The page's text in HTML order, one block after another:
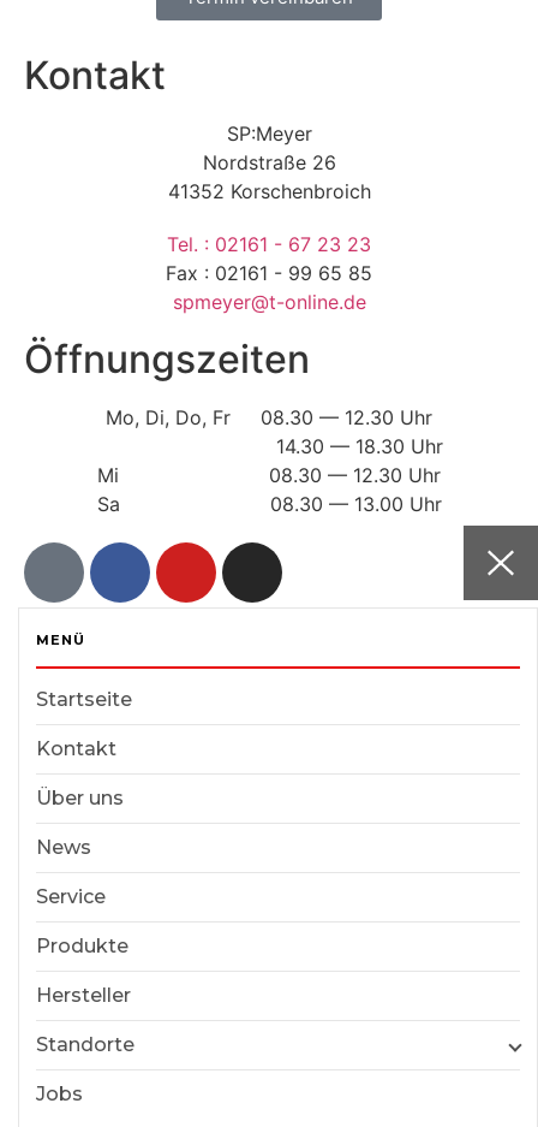
Kontakt
SP:Meyer
Nordstraße 26
41352 Korschenbroich
Tel. : 02161 - 67 23 23
Fax : 02161 - 99 65 85
spmeyer@t-online.de
Öffnungszeiten
Mo, Di, Do, Fr 08.30 — 12.30 Uhr
14.30 — 18.30 Uhr
Mi 08.30 — 12.30 Uhr
Sa 08.30 — 13.00 Uhr
MENÜ
Startseite
Kontakt
Über uns
News
Service
Produkte
Hersteller
Standorte
Jobs